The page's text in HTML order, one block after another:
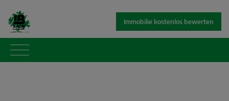
Immobilie kostenlos bewerten